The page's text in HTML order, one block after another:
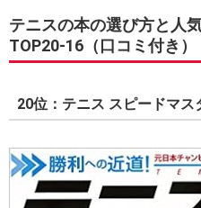
テニスの本の選び方と人
TOP20-16（口コミ付き）
20位：テニス スピードマ